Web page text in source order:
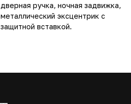
дверная ручка, ночная задвижка,
металлический эксцентрик с
защитной вставкой.